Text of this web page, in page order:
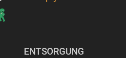
ENTSORGUNG